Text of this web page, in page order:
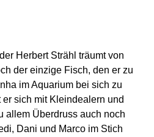
Herbert Strähl träumt von
der einzige Fisch, den er zu
im Aquarium bei sich zu
sich mit Kleindealern und
allem Überdruss auch noch
Dani und Marco im Stich